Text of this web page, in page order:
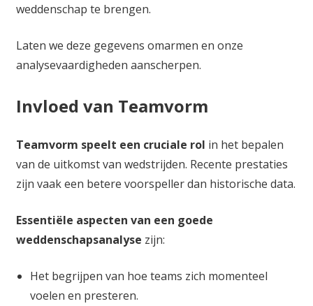
weddenschap te brengen.
Laten we deze gegevens omarmen en onze
analysevaardigheden aanscherpen.
Invloed van Teamvorm
Teamvorm speelt een cruciale rol in het bepalen
van de uitkomst van wedstrijden. Recente prestaties
zijn vaak een betere voorspeller dan historische data.
Essentiële aspecten van een goede
weddenschapsanalyse zijn:
Het begrijpen van hoe teams zich momenteel
voelen en presteren.